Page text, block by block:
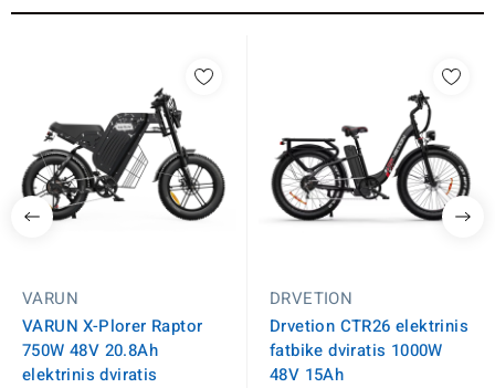
VARUN
VARUN X-Plorer Raptor
750W 48V 20.8Ah
elektrinis dviratis
DRVETION
Drvetion CTR26 elektrinis
fatbike dviratis 1000W
48V 15Ah